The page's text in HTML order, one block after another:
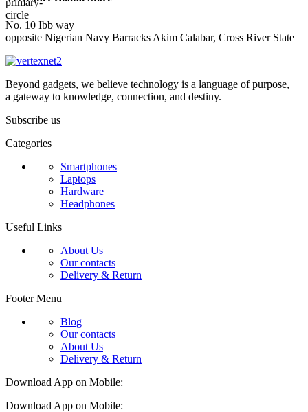
No. 10 Ibb way
opposite Nigerian Navy Barracks Akim Calabar, Cross River State
Beyond gadgets, we believe technology is a language of purpose,
a gateway to knowledge, connection, and destiny.
Subscribe us
Categories
Smartphones
Laptops
Hardware
Headphones
Useful Links
About Us
Our contacts
Delivery & Return
Footer Menu
Blog
Our contacts
About Us
Delivery & Return
Download App on Mobile:
Download App on Mobile: